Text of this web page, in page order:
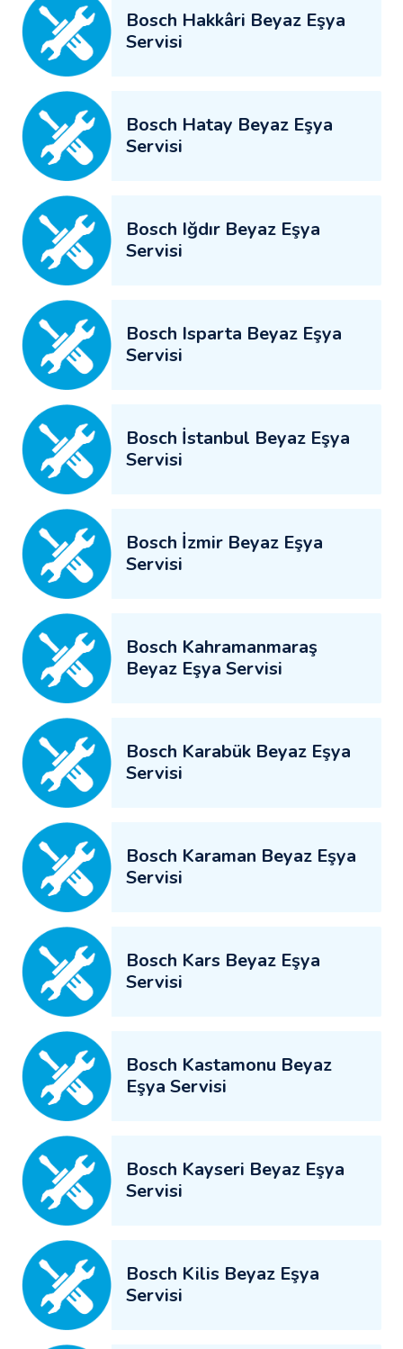
Bosch Hakkâri Beyaz Eşya
Servisi
Bosch Hatay Beyaz Eşya
Servisi
Bosch Iğdır Beyaz Eşya
Servisi
Bosch Isparta Beyaz Eşya
Servisi
Bosch İstanbul Beyaz Eşya
Servisi
Bosch İzmir Beyaz Eşya
Servisi
Bosch Kahramanmaraş
Beyaz Eşya Servisi
Bosch Karabük Beyaz Eşya
Servisi
Bosch Karaman Beyaz Eşya
Servisi
Bosch Kars Beyaz Eşya
Servisi
Bosch Kastamonu Beyaz
Eşya Servisi
Bosch Kayseri Beyaz Eşya
Servisi
Bosch Kilis Beyaz Eşya
Servisi